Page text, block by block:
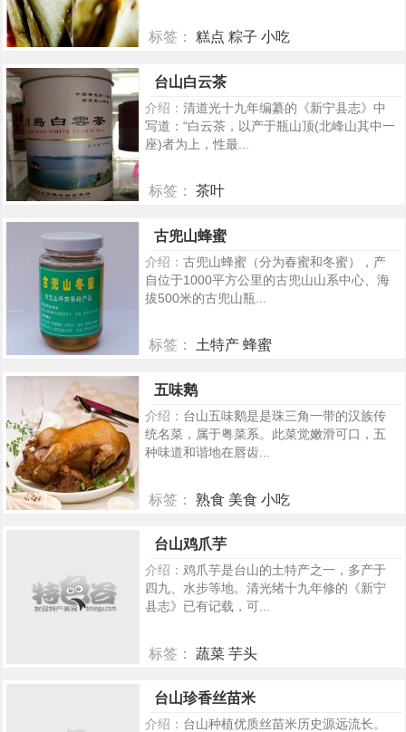
标签： 糕点 粽子 小吃
台山白云茶
介绍： 清道光十九年编纂的《新宁县志》中
写道：“白云茶，以产于瓶山顶(北峰山其中一
座)者为上，性最...
标签： 茶叶
古兜山蜂蜜
介绍： 古兜山蜂蜜（分为春蜜和冬蜜），产
自位于1000平方公里的古兜山山系中心、海
拔500米的古兜山瓶...
标签： 土特产 蜂蜜
五味鹅
介绍： 台山五味鹅是是珠三角一带的汉族传
统名菜，属于粤菜系。此菜觉嫩滑可口，五
种味道和谐地在唇齿...
标签： 熟食 美食 小吃
台山鸡爪芋
介绍： 鸡爪芋是台山的土特产之一，多产于
四九、水步等地。清光绪十九年修的《新宁
县志》已有记载，可...
标签： 蔬菜 芋头
台山珍香丝苗米
介绍： 台山种植优质丝苗米历史源远流长。